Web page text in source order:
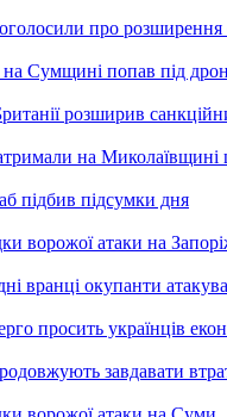
про розширення
Сумщині попав під
розширив
на Миколаївщині
підбив підсумки дня
ворожої атаки на
вранці окупанти
просить українців
завдавати